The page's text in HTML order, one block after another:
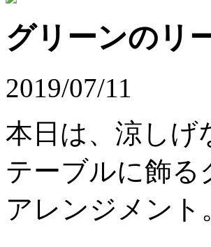
グリーンのリ
2019/07/11
本日は、涼しげ
テーブルに飾
アレンジメント